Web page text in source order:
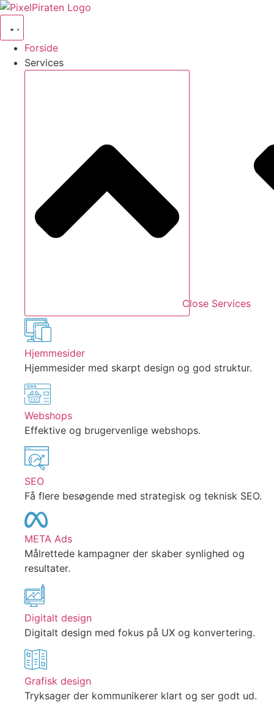
Videre
indhold
Forside
Services
Close Services
Hjemmesider
Hjemmesider med skarpt design og god struktur.
Webshops
Effektive og brugervenlige webshops.
SEO
Få flere besøgende med strategisk og teknisk SEO.
META Ads
Målrettede kampagner der skaber synlighed og
resultater.
Digitalt design
Digitalt design med fokus på UX og konvertering.
Grafisk design
Tryksager der kommunikerer klart og ser godt ud.